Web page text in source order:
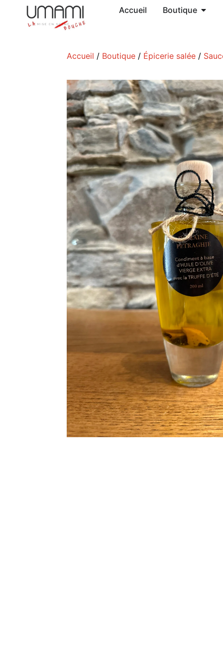
Accueil Boutique
Accueil / Boutique / Épicerie salée /